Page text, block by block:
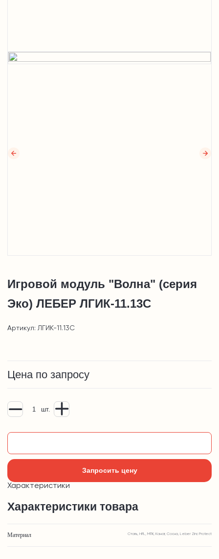
Игровой модуль "Волна" (серия
Эко) ЛЕБЕР ЛГИК-11.13С
Артикул: ЛГИК-11.13С
Цена по запросу
шт.
Запросить цену
Характеристики
Характеристики товара
Материал Сталь, HPL, МПК, Канат, Сосна, Leber Zinc Protect